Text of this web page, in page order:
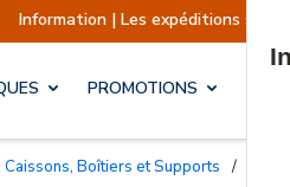
| Les expéditions sont
PROMOTIONS
Caissons, Boîtiers et Supports /